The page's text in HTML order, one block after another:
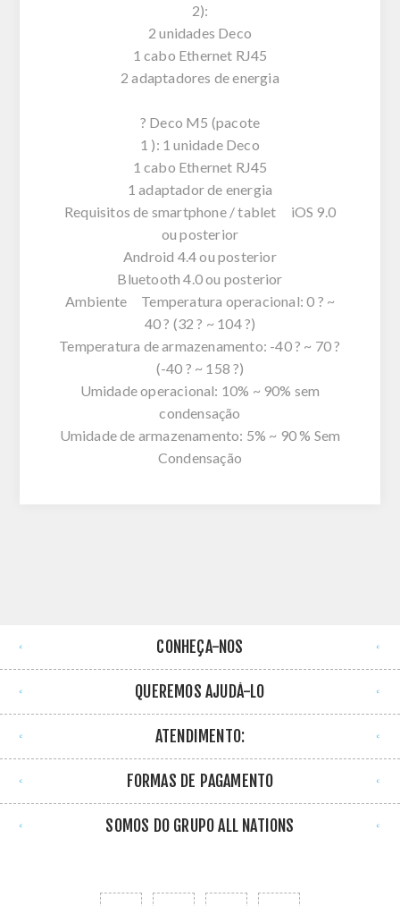
2):
2 unidades Deco
1 cabo Ethernet RJ45
2 adaptadores de energia
? Deco M5 (pacote
1 ): 1 unidade Deco
1 cabo Ethernet RJ45
1 adaptador de energia
Requisitos de smartphone / tablet iOS 9.0
ou posterior
Android 4.4 ou posterior
Bluetooth 4.0 ou posterior
Ambiente Temperatura operacional: 0 ? ~
40 ? (32 ? ~ 104 ?)
Temperatura de armazenamento: -40 ? ~ 70 ?
(-40 ? ~ 158 ?)
Umidade operacional: 10% ~ 90% sem
condensação
Umidade de armazenamento: 5% ~ 90 % Sem
Condensação
CONHEÇA-NOS
QUEREMOS AJUDÁ-LO
ATENDIMENTO:
FORMAS DE PAGAMENTO
SOMOS DO GRUPO ALL NATIONS